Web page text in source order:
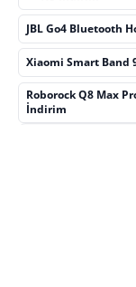
JBL Go4 Bluetooth
Xiaomi Smart
Roborock Q8 Max
İndirim